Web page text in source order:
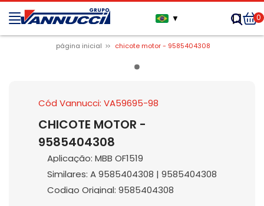
▼ 0
página inicial chicote motor - 9585404308
Cód Vannucci: VA59695-98
CHICOTE MOTOR -
9585404308
Aplicação: MBB OF1519
Similares: A 9585404308 | 9585404308
Codigo Original: 9585404308